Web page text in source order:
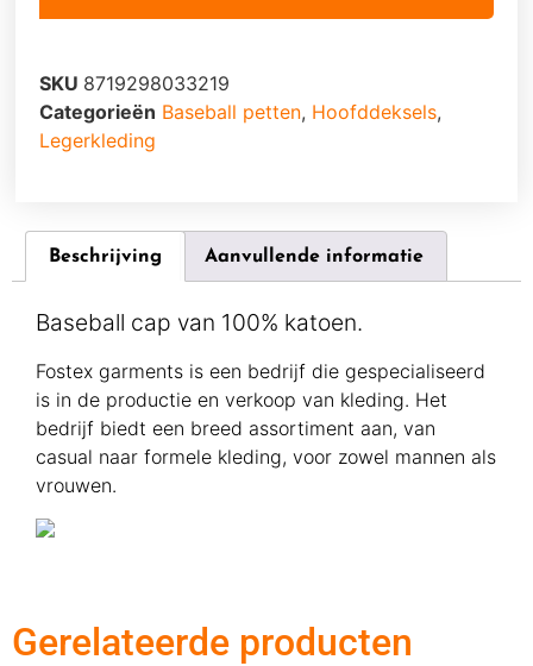
SKU 8719298033219
Categorieën Baseball petten, Hoofddeksels,
Legerkleding
Beschrijving Aanvullende informatie
Baseball cap van 100% katoen.
Fostex garments is een bedrijf die gespecialiseerd
is in de productie en verkoop van kleding. Het
bedrijf biedt een breed assortiment aan, van
casual naar formele kleding, voor zowel mannen als
vrouwen.
Gerelateerde producten